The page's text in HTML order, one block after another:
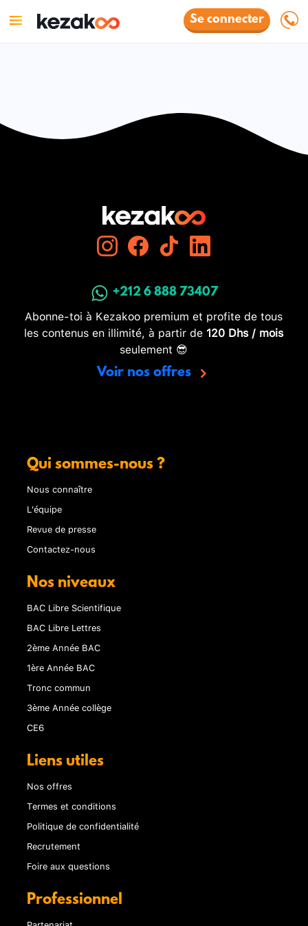
Se connecter
+212 6 888 73407
Abonne-toi à Kezakoo premium et profite de tous
les contenus en illimité, à partir de 120 Dhs / mois
seulement 😎
Voir nos offres
Qui sommes-nous ?
Nous connaître
L'équipe
Revue de presse
Contactez-nous
Nos niveaux
BAC Libre Scientifique
BAC Libre Lettres
2ème Année BAC
1ère Année BAC
Tronc commun
3ème Année collège
CE6
Liens utiles
Nos offres
Termes et conditions
Politique de confidentialité
Recrutement
Foire aux questions
Professionnel